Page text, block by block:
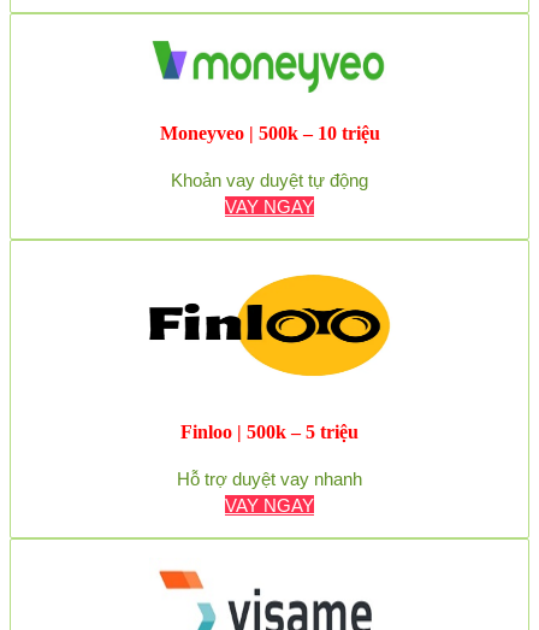
Moneyveo | 500k – 10 triệu
Khoản vay duyệt tự động
VAY NGAY
Finloo | 500k – 5 triệu
Hỗ trợ duyệt vay nhanh
VAY NGAY